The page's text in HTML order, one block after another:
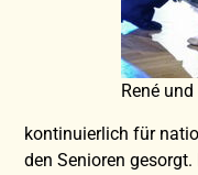
René
kontinuierlich für
den Senioren